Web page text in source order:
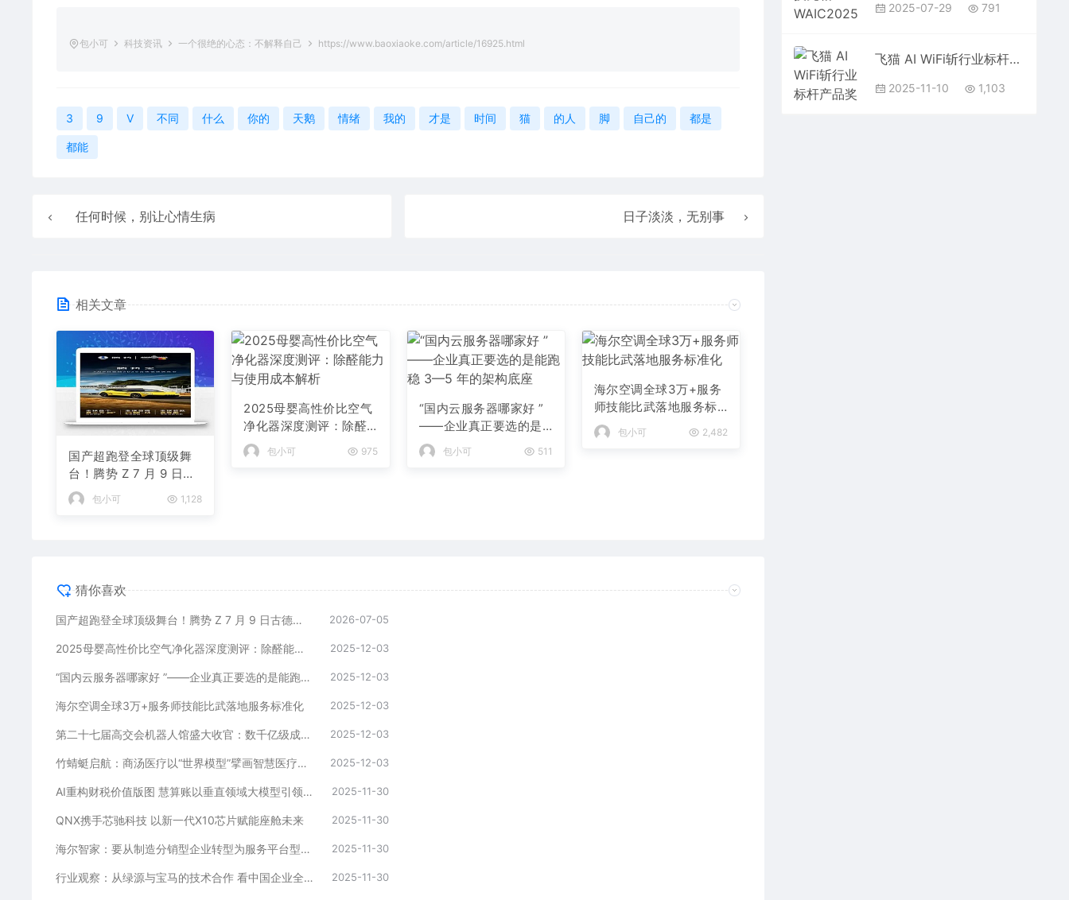
包小可 科技资讯 一个很绝的心态：不解释自己 https://www.baoxiaoke.com/article/16925.html
3 9 V 不同 什么 你的 天鹅 情绪 我的 才是 时间 猫 的人 脚 自己的 都是
都能
任何时候，别让心情生病 日子淡淡，无别事
相关文章
国产超跑登全球顶级舞
台！腾势 Z 7 月 9 日古
德伍德全球首秀，三大
自研黑科技碾压百万级
包小可 1,128
2025母婴高性价比空气
净化器深度测评：除醛
能力与使用成本解析
包小可 975
“国内云服务器哪家好 ”
——企业真正要选的是
能跑稳 3—5 年的架构
底座
包小可 511
海尔空调全球3万+服务
师技能比武落地服务标
准化
包小可 2,482
猜你喜欢
国产超跑登全球顶级舞台！腾势 Z 7 月 9 日古德伍德全球首秀，三大自研黑科技碾压百万级跑车 2026-07-05
2025母婴高性价比空气净化器深度测评：除醛能力与使用成本解析 2025-12-03
“国内云服务器哪家好 ”——企业真正要选的是能跑稳 3—5 年的架构底座 2025-12-03
海尔空调全球3万+服务师技能比武落地服务标准化 2025-12-03
第二十七届高交会机器人馆盛大收官：数千亿级成果催生智能时代新周期 2025-12-03
竹蜻蜓启航：商汤医疗以“世界模型”擘画智慧医疗新未来 2025-12-03
AI重构财税价值版图 慧算账以垂直领域大模型引领行业升级 2025-11-30
QNX携手芯驰科技 以新一代X10芯片赋能座舱未来 2025-11-30
海尔智家：要从制造分销型企业转型为服务平台型企业 2025-11-30
行业观察：从绿源与宝马的技术合作 看中国企业全球化路径的新探索 2025-11-30
2025-07-29 791
飞猫 AI WiFi斩行业标杆产品奖 开创 “连接 + AI”办公新范式
2025-11-10 1,103